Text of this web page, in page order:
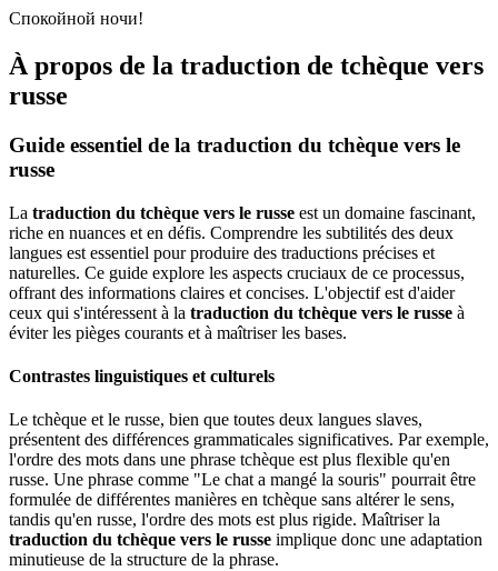
Спокойной ночи!
À propos de la traduction de tchèque vers
russe
Guide essentiel de la traduction du tchèque vers le
russe
La traduction du tchèque vers le russe est un domaine fascinant,
riche en nuances et en défis. Comprendre les subtilités des deux
langues est essentiel pour produire des traductions précises et
naturelles. Ce guide explore les aspects cruciaux de ce processus,
offrant des informations claires et concises. L'objectif est d'aider
ceux qui s'intéressent à la traduction du tchèque vers le russe à
éviter les pièges courants et à maîtriser les bases.
Contrastes linguistiques et culturels
Le tchèque et le russe, bien que toutes deux langues slaves,
présentent des différences grammaticales significatives. Par exemple,
l'ordre des mots dans une phrase tchèque est plus flexible qu'en
russe. Une phrase comme "Le chat a mangé la souris" pourrait être
formulée de différentes manières en tchèque sans altérer le sens,
tandis qu'en russe, l'ordre des mots est plus rigide. Maîtriser la
traduction du tchèque vers le russe implique donc une adaptation
minutieuse de la structure de la phrase.